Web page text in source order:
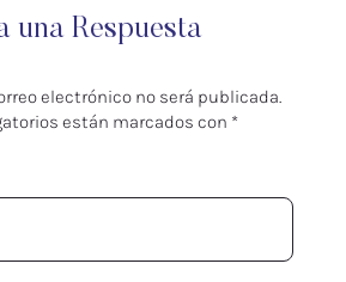
una Respuesta
electrónico no será publicada.
están marcados con *